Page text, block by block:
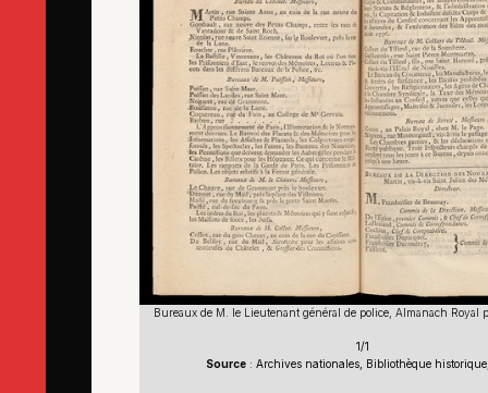
Bureaux de M. le Lieutenant général de police, Almanach Royal
1/1
Source: Archives nationales, Bibliothèque